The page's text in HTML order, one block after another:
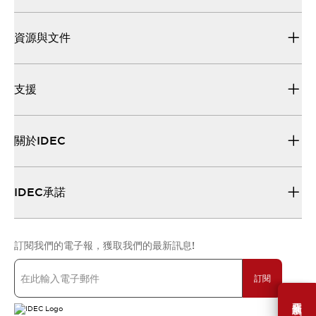
需要幫助嗎？
資源與文件
支援
關於IDEC
IDEC承諾
訂閱我們的電子報，獲取我們的最新訊息!
訂閱